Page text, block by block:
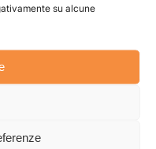
su alcune
della Web3
tre figure principali.
figure di spicco